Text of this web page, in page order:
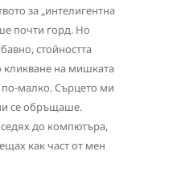
за „интелигентна
почти горд. Но
стойността
кликване на мишката
малко. Сърцето ми
се обръщаше.
до компютъра,
как част от мен